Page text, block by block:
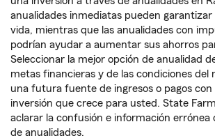
anualidades inmediatas pueden
vida, mientras que las anualidades con
podrían ayudar a aumentar sus ahorros
Seleccionar la mejor opción de anualidad
metas financieras y de las condiciones del
una futura fuente de ingresos o pagos con
inversión que crece para usted. State
aclarar la confusión e información errónea
de anualidades.